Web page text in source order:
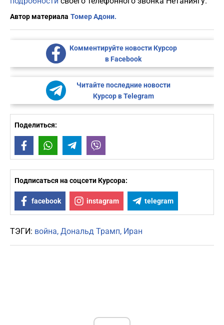
Автор материала Томер Адони.
Комментируйте новости Курсор
в Facebook
Читайте последние новости
Курсор в Telegram
Поделиться:
FacebookWhatsAppTelegram
Подписаться на соцсети Курсора:
facebook instagram telegram
ТЭГИ: война Дональд Трамп Иран